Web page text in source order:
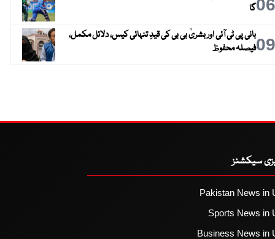
06گا
09بانی پی ٹی آئی اور بشریٰ بی بی کی قیدِ تنہائی کیس، دلائل مکمل،
فیصلہ محفوظ
سیکشنز
Pakistan News in
Sports News in
Business News in